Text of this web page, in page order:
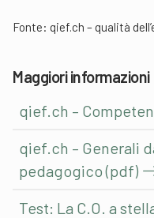
Fonte: qief.ch – qualità
Maggiori informazioni
qief.ch –
qief.ch – Generali
pedagogico (pdf)
Test: La C.O. a